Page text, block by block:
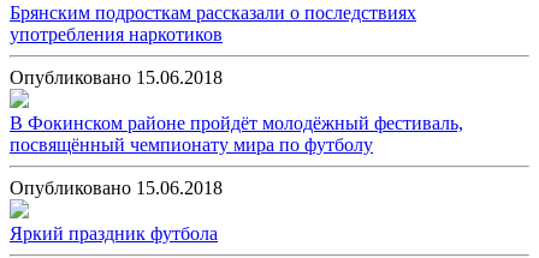
Брянским подросткам рассказали о последствиях
употребления наркотиков
Опубликовано 15.06.2018
В Фокинском районе пройдёт молодёжный фестиваль,
посвящённый чемпионату мира по футболу
Опубликовано 15.06.2018
Яркий праздник футбола